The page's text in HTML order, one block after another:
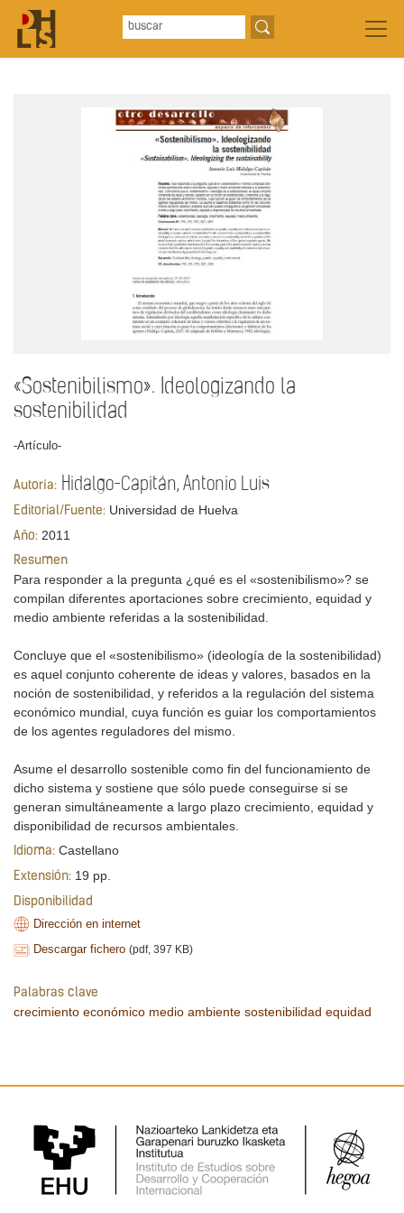
«Sostenibilismo». Ideologizando la
sostenibilidad
-Artículo-
Autoría: Hidalgo-Capitán, Antonio Luis
Editorial/Fuente: Universidad de Huelva
Año: 2011
Resumen
Para responder a la pregunta ¿qué es el «sostenibilismo»? se
compilan diferentes aportaciones sobre crecimiento, equidad y
medio ambiente referidas a la sostenibilidad.
Concluye que el «sostenibilismo» (ideología de la sostenibilidad)
es aquel conjunto coherente de ideas y valores, basados en la
noción de sostenibilidad, y referidos a la regulación del sistema
económico mundial, cuya función es guiar los comportamientos
de los agentes reguladores del mismo.
Asume el desarrollo sostenible como fin del funcionamiento de
dicho sistema y sostiene que sólo puede conseguirse si se
generan simultáneamente a largo plazo crecimiento, equidad y
disponibilidad de recursos ambientales.
Idioma: Castellano
Extensión: 19 pp.
Disponibilidad
Dirección en internet
Descargar fichero (pdf, 397 KB)
Palabras clave
crecimiento económico medio ambiente sostenibilidad equidad